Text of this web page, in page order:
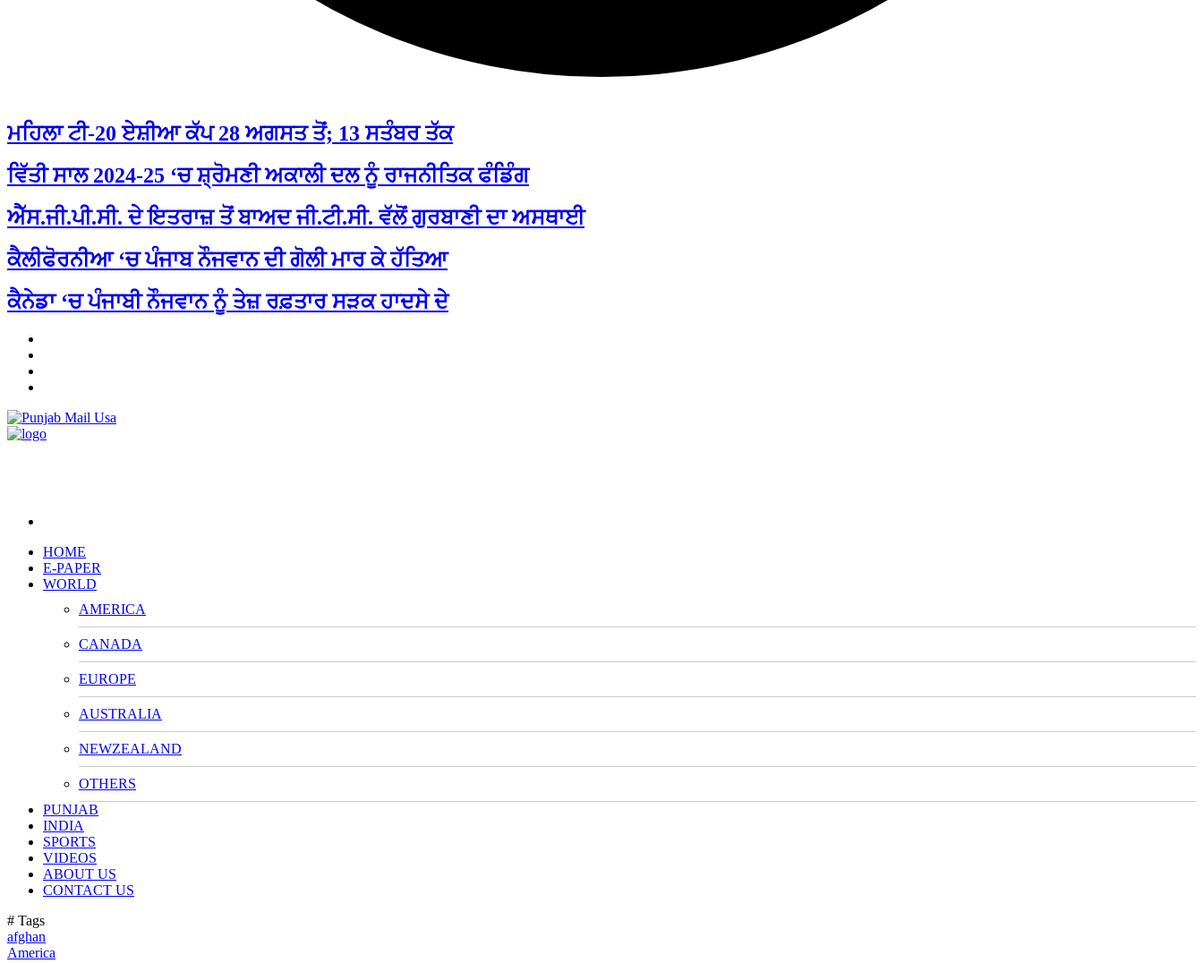
ਮਹਿਲਾ ਟੀ-20 ਏਸ਼ੀਆ ਕੱਪ 28 ਅਗਸਤ ਤੋਂ; 13 ਸਤੰਬਰ ਤੱਕ
ਵਿੱਤੀ ਸਾਲ 2024-25 ‘ਚ ਸ਼੍ਰੋਮਣੀ ਅਕਾਲੀ ਦਲ ਨੂੰ ਰਾਜਨੀਤਿਕ ਫੰਡਿੰਗ
ਐੱਸ.ਜੀ.ਪੀ.ਸੀ. ਦੇ ਇਤਰਾਜ਼ ਤੋਂ ਬਾਅਦ ਜੀ.ਟੀ.ਸੀ. ਵੱਲੋਂ ਗੁਰਬਾਣੀ ਦਾ ਅਸਥਾਈ
ਕੈਲੀਫੋਰਨੀਆ ‘ਚ ਪੰਜਾਬ ਨੌਜਵਾਨ ਦੀ ਗੋਲੀ ਮਾਰ ਕੇ ਹੱਤਿਆ
ਕੈਨੇਡਾ ‘ਚ ਪੰਜਾਬੀ ਨੌਜਵਾਨ ਨੂੰ ਤੇਜ਼ ਰਫ਼ਤਾਰ ਸੜਕ ਹਾਦਸੇ ਦੇ
HOME
E-PAPER
WORLD
AMERICA
CANADA
EUROPE
AUSTRALIA
NEWZEALAND
OTHERS
PUNJAB
INDIA
SPORTS
VIDEOS
ABOUT US
CONTACT US
# Tags
afghan
America